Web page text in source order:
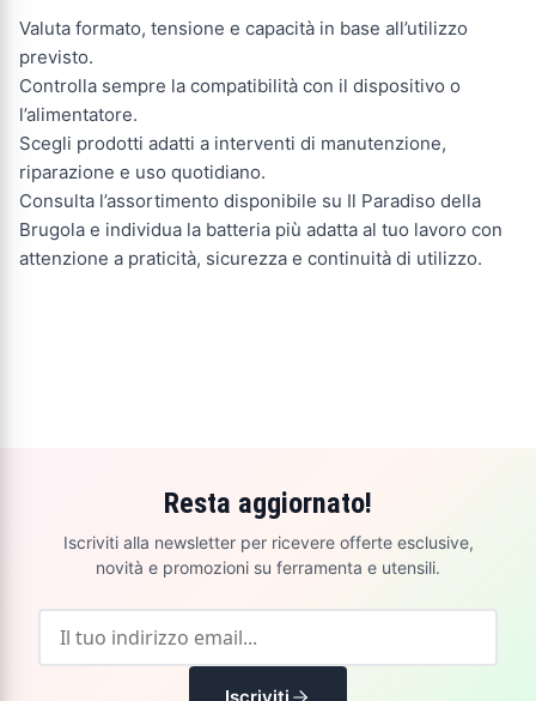
Valuta formato, tensione e capacità in base all’utilizzo
previsto.
Controlla sempre la compatibilità con il dispositivo o
l’alimentatore.
Scegli prodotti adatti a interventi di manutenzione,
riparazione e uso quotidiano.
Consulta l’assortimento disponibile su Il Paradiso della
Brugola e individua la batteria più adatta al tuo lavoro con
attenzione a praticità, sicurezza e continuità di utilizzo.
Resta aggiornato!
Iscriviti alla newsletter per ricevere offerte esclusive,
novità e promozioni su ferramenta e utensili.